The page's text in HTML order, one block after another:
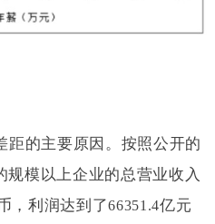
距的主要原因。按照公开的
规模以上企业的总营业收入
，利润达到了66351.4亿元